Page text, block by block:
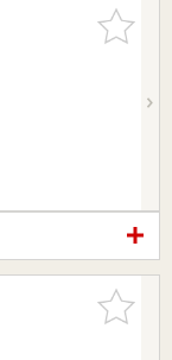
お気に入
りに追加
お気に入
りに追加